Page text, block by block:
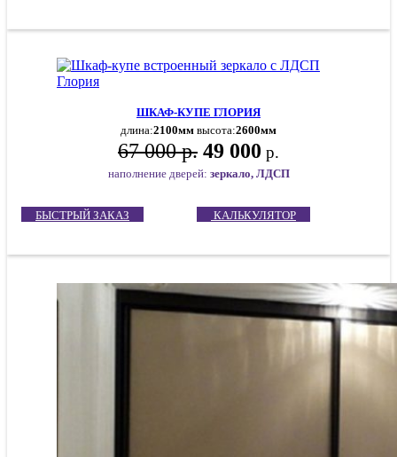
ШКАФ-КУПЕ ГЛОРИЯ
длина:2100мм высота:2600мм
67 000 р. 49 000 р.
наполнение дверей: зеркало, ЛДСП
БЫСТРЫЙ ЗАКАЗ КАЛЬКУЛЯТОР